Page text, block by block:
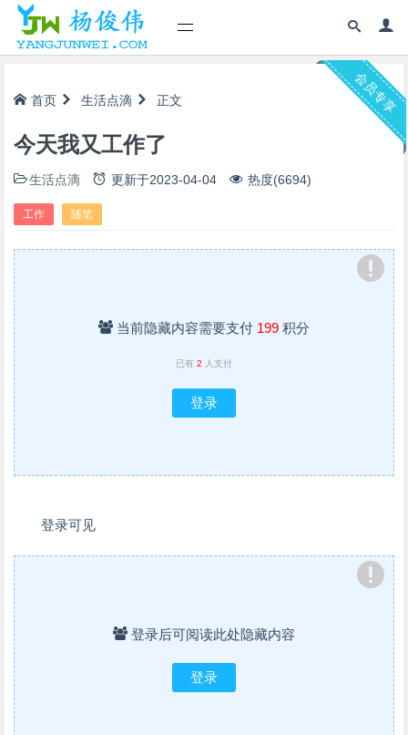
会员专享
首页 生活点滴 正文
今天我又工作了
生活点滴 更新于2023-04-04 热度(6694)
工作 随笔
当前隐藏内容需要支付 199 积分
已有 2 人支付
登录
登录可见
登录后可阅读此处隐藏内容
登录